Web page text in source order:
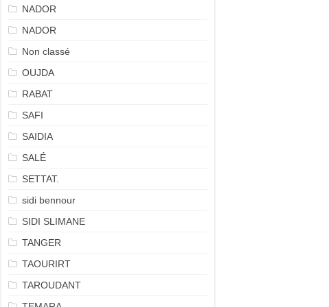
NADOR
NADOR
Non classé
OUJDA
RABAT
SAFI
SAIDIA
SALÉ
SETTAT.
sidi bennour
SIDI SLIMANE
TANGER
TAOURIRT
TAROUDANT